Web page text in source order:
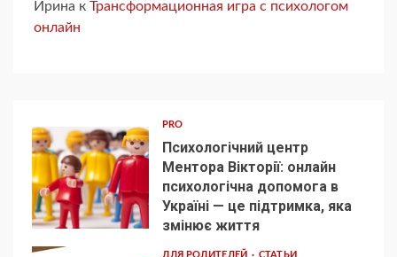
Ирина к Трансформационная игра с психологом
онлайн
1
PRO
Психологічний центр
Ментора Вікторії: онлайн
психологічна допомога в
Україні — це підтримка, яка
змінює життя
ДЛЯ РОДИТЕЛЕЙ СТАТЬИ